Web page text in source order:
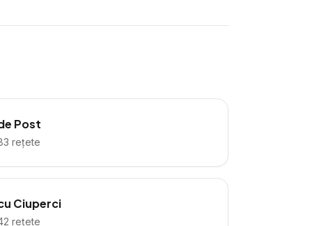
Post
rețete
Ciuperci
rețete